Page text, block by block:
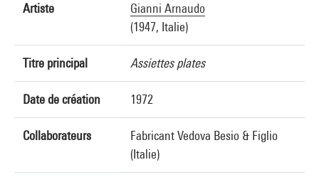
Artiste
Gianni Arnaudo
(1947, Italie)
Titre principal Assiettes plates
Date de création 1972
Collaborateurs
Fabricant Vedova Besio & Figlio
(Italie)